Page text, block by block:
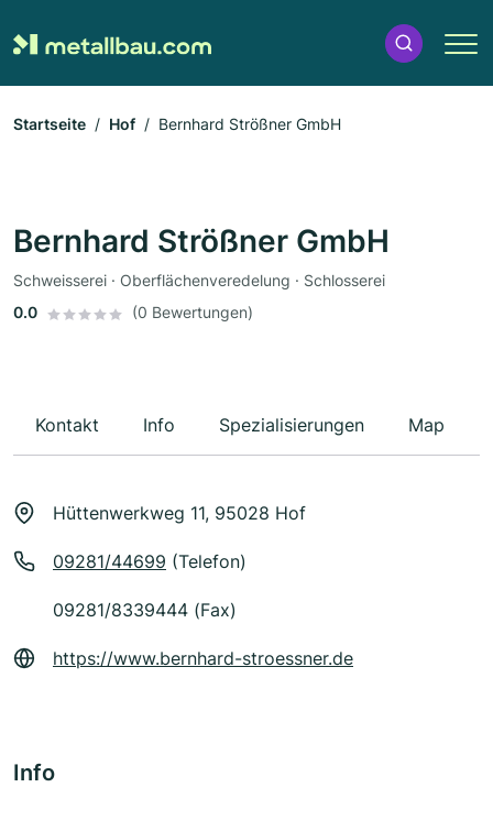
Startseite Hof Bernhard Strößner GmbH
Bernhard Strößner GmbH
Schweisserei · Oberflächenveredelung · Schlosserei
0.0
(0 Bewertungen)
Kontakt Info Spezialisierungen Map
Hüttenwerkweg 11, 95028 Hof
09281/44699 (Telefon)
09281/8339444 (Fax)
https://www.bernhard-stroessner.de
Info